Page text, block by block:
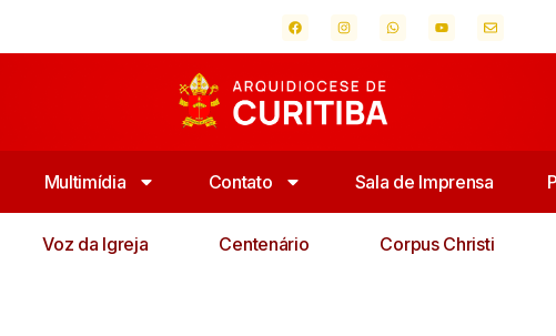
Multimídia Contato Sala de Imprensa
Voz da Igreja Centenário Corpus Christi